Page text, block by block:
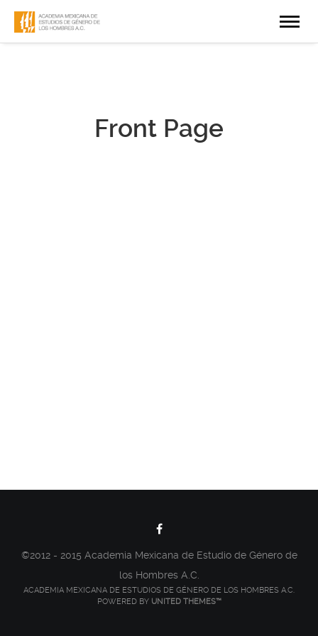
Front Page
©2012 - 2015 Academia Mexicana de Estudio de Género de
los Hombres A.C.
ACADEMIA MEXICANA DE ESTUDIOS DE GÉNERO DE LOS HOMBRES A.C.
POWERED BY UNITED THEMES™